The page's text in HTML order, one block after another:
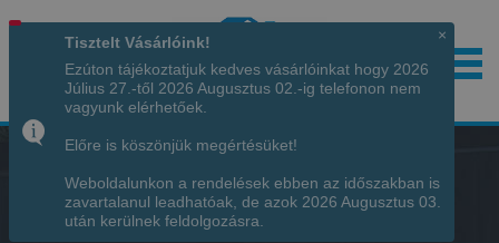
Hívjon minket!+36 70 7342034
LUX GARÁZS 9X7 FEDETT BEÁLLÓVAL
SMK – KÉT OLDALRA LEJTŐ TETŐ,
×
Tisztelt Vásárlóink!
Ezúton tájékoztatjuk kedves vásárlóinkat hogy 2026
Július 27.-től 2026 Augusztus 02.-ig telefonon nem
vagyunk elérhetőek.
Előre is köszönjük megértésüket!
Weboldalunkon a rendelések ebben az időszakban is
zavartalanul leadhatóak, de azok 2026 Augusztus 03.
után kerülnek feldolgozásra.